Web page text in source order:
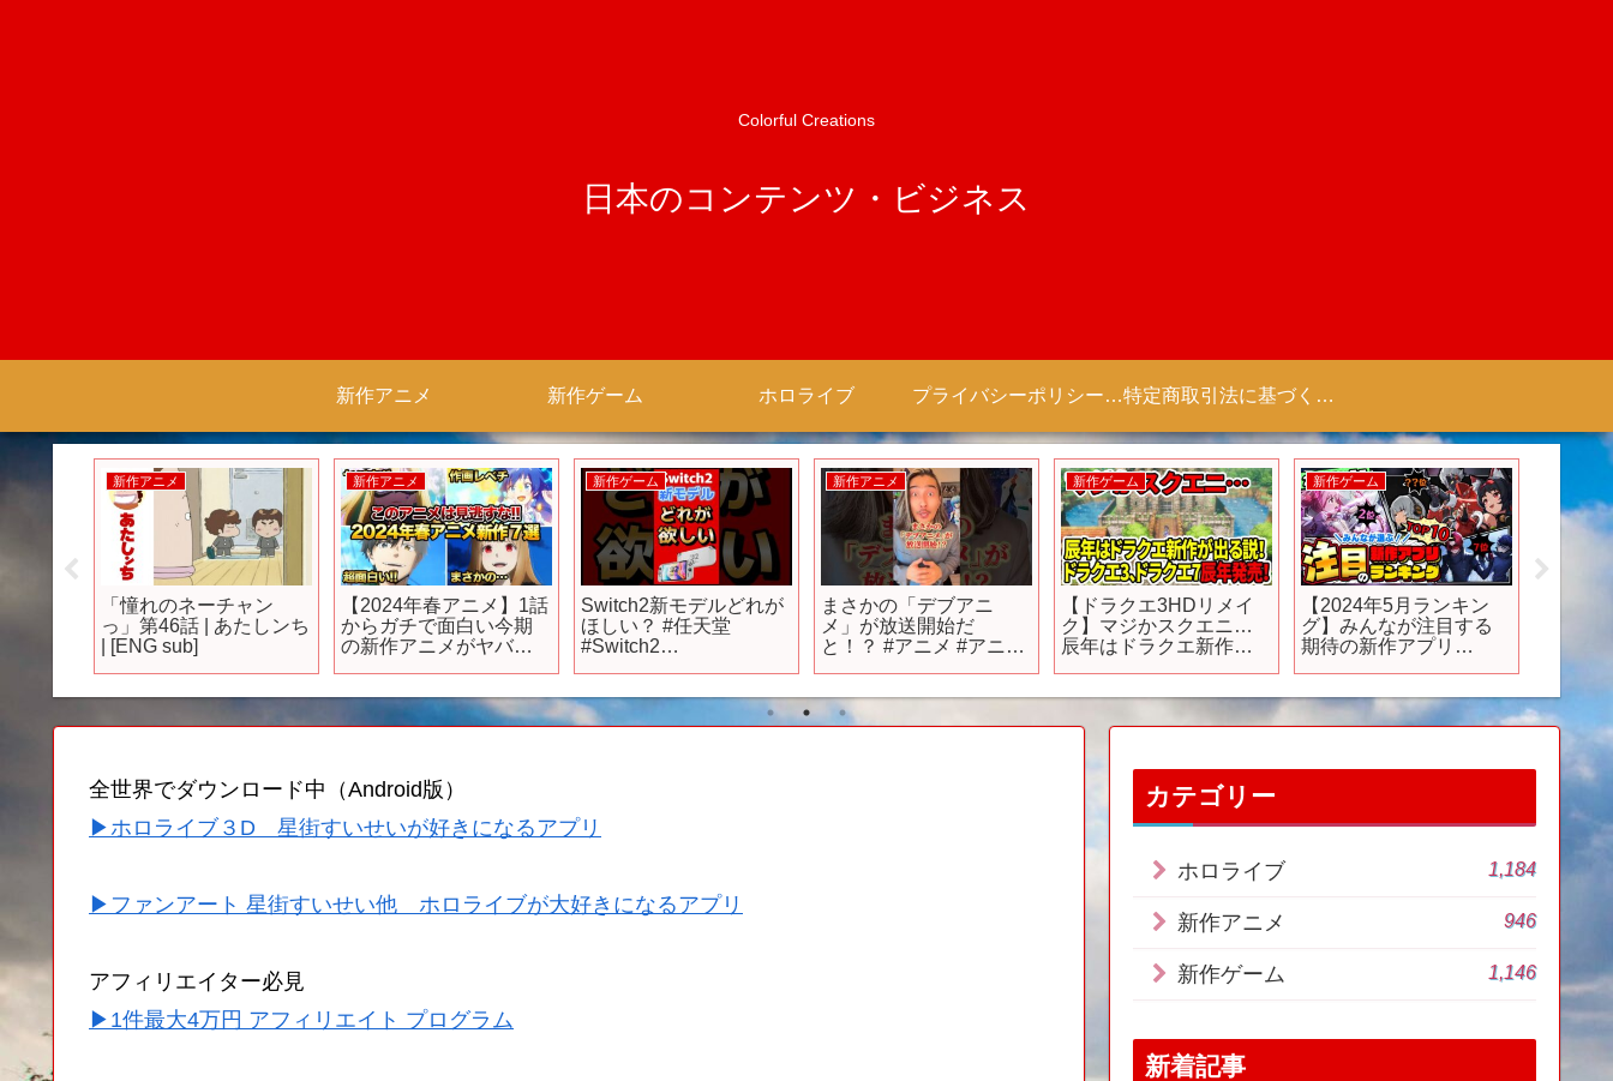
Colorful Creations
日本のコンテンツ・ビジネス
新作アニメ 新作ゲーム ホロライブ プライバシーポリシー 【Colorful Creation】 特定商取引法に基づく表記（商取引に関する開示）
新作アニメ
「憧れのネーチャン
っ」第46話 | あたしンち
| [ENG sub]
新作アニメ
【2024年春アニメ】1話
からガチで面白い今期
の新作アニメがヤバす
香辛料/夜のクラゲは泳
げない/WIND
戦】
新作ゲーム
Switch2新モデルどれが
ほしい？ #任天堂
#Switch2
#nintendodirect #switch
#新作 #最新情報
新作アニメ
まさかの「デブアニ
メ」が放送開始だ
と！？ #アニメ #アニメ
#推薦アニメ #オタク #
フィギュア #アニソン
新作ゲーム
【ドラクエ3HDリメイ
ク】マジかスクエニ…
辰年はドラクエ新作が
新作ゲーム
【2024年5月ランキン
グ】みんなが注目する
期待の新作アプリ
ニング
全世界でダウンロード中（Android版）
▶ホロライブ３D 星街すいせいが好きになるアプリ
▶ファンアート 星街すいせい他 ホロライブが大好きになるアプリ
アフィリエイター必見
▶1件最大4万円 アフィリエイト プログラム
カテゴリー
ホロライブ 1,184
新作アニメ 946
新作ゲーム 1,146
新着記事